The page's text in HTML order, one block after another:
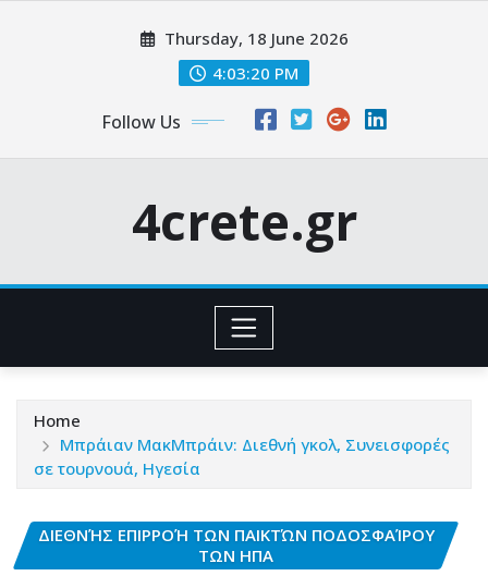
Thursday, 18 June 2026
4:03:21 PM
Follow Us
4crete.gr
Home
Μπράιαν ΜακΜπράιν: Διεθνή γκολ, Συνεισφορές
σε τουρνουά, Ηγεσία
ΔΙΕΘΝΉΣ ΕΠΙΡΡΟΉ ΤΩΝ ΠΑΙΚΤΏΝ ΠΟΔΟΣΦΑΊΡΟΥ
ΤΩΝ ΗΠΑ